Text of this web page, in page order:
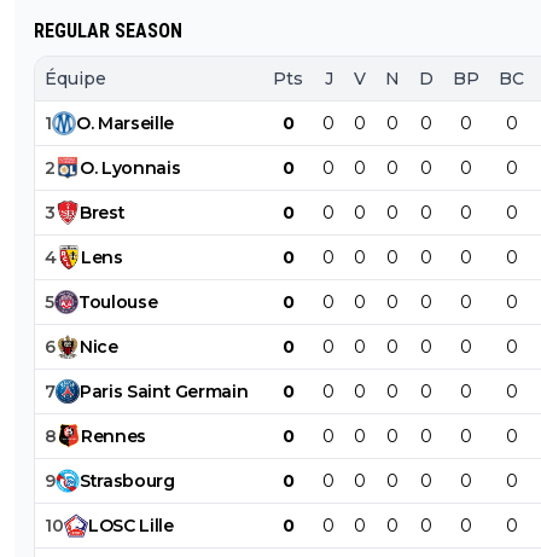
avec des stats de plus de 20 passes et plus de 10 buts
matchs, sans parler de sa dernière campagne de ldc
plutôt très bien joué.
REGULAR SEASON
Équipe Pts J V N D BP BC
1 O. Marseille 0 0 0 0 0 0 0
2 O. Lyonnais 0 0 0 0 0 0 0
3 Brest 0 0 0 0 0 0 0
4 Lens 0 0 0 0 0 0 0
5 Toulouse 0 0 0 0 0 0 0
6 Nice 0 0 0 0 0 0 0
7 Paris Saint Germain 0 0 0 0 0 0 0
8 Rennes 0 0 0 0 0 0 0
9 Strasbourg 0 0 0 0 0 0 0
10 LOSC Lille 0 0 0 0 0 0 0